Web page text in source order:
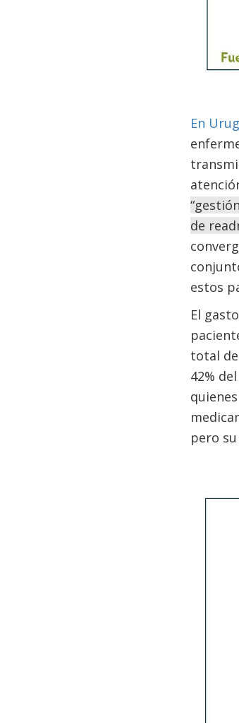
En
de
estos
El
total
42%
pero